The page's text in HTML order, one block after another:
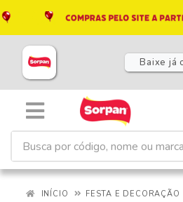
Baixe já
INÍCIO
FESTA E DECORAÇÃO